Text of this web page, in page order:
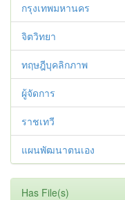
กรุงเทพมหานคร
จิตวิทยา
ทฤษฎีบุคลิกภาพ
ผู้จัดการ
ราชเทวี
แผนพัฒนาตนเอง
Has File(s)